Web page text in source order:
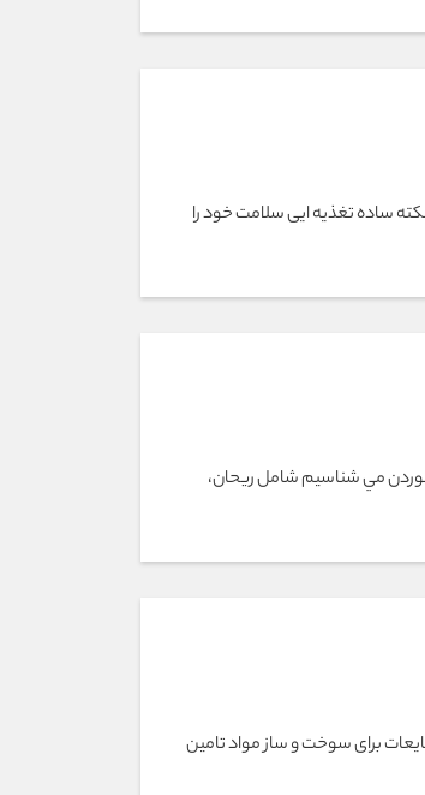
ساده تغذیه ایی سلامت خود را
مي شناسيم شامل ريحان،
برای سوخت و ساز مواد تامين